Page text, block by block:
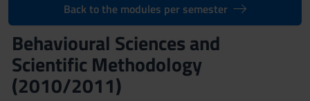
Back to the modules per semester
Behavioural Sciences and
Scientific Methodology
(2010/2011)